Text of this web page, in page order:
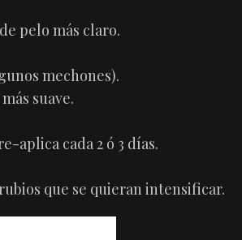
pelo más claro.
mechones).
suave.
aplica cada 2 ó 3 días.
que se quieran intensificar.